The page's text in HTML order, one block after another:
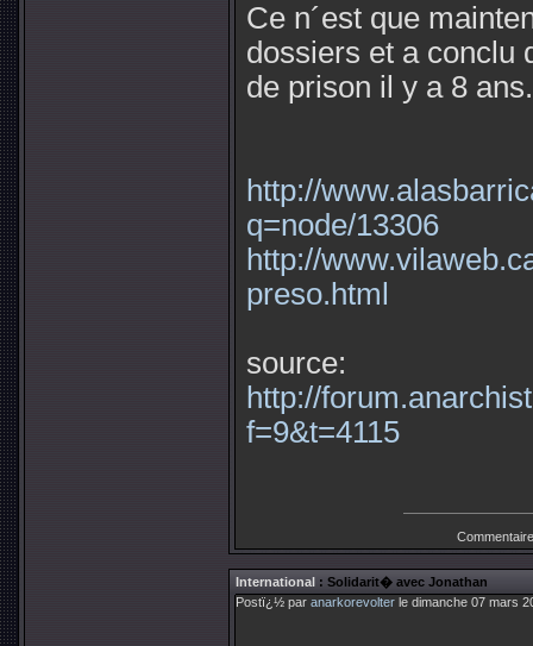
Ce n´est que
dossiers et a conclu
de prison il y a 8 ans.
http://
q=node/13306
http://
preso.html
source:
http://
f=9&t=4115
International : Solidarit� avec Jonathan
Postï¿½ par anarkorevolter le dimanche 07 mars